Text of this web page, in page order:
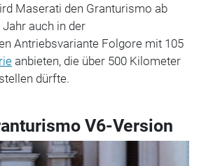
Maserati den Granturismo ab
auch in der
Antriebsvariante Folgore mit 105
anbieten, die über 500 Kilometer
dürfte.
V6-Version